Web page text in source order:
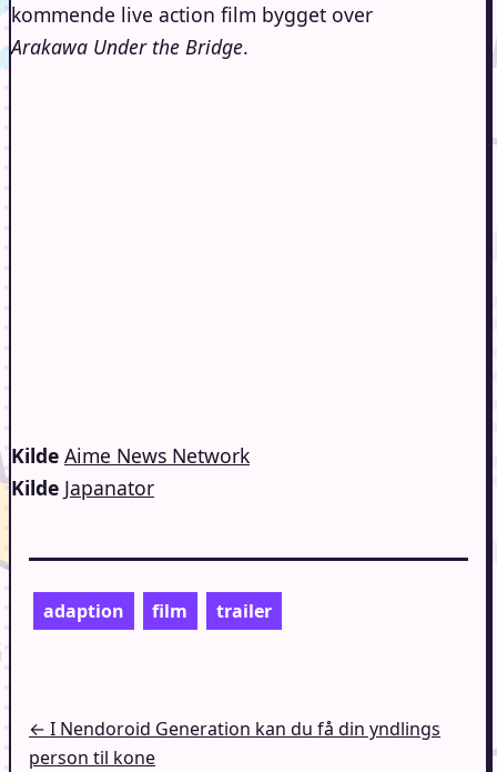
kommende live action film bygget over
Arakawa Under the Bridge.
Kilde Aime News Network
Kilde Japanator
adaption film trailer
Indlægsnavigation
← I Nendoroid Generation kan du få din yndlings
person til kone